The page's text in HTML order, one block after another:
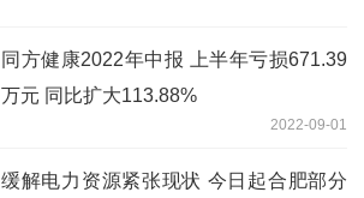
同方健康2022年中报 上半年亏损671.39
万元 同比扩大113.88%
2022-09-01
缓解电力资源紧张现状 今日起合肥部分